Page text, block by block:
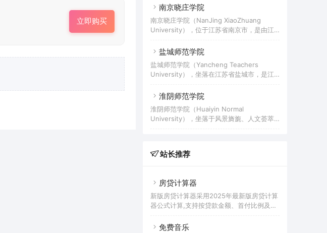
立即购买
学校。2002年学校升格为本科院校，更名为
江苏警官学院。2011年被江苏省学位委员会
列为专业学位研究生培养省立项建设单位，
民政府共建高校，教育部“高层次国际化人才
于1983年创建的南京财贸学院；1987年更名
为南京审计学院；2002年南京金融高等专科
2015年经教育部批准更为南京审计大学；
2021年获批博士学位授予单位（需加强建
设）。 截至2022年5月，南京审计大学占地
南京晓庄学院
南京晓庄学院（NanJing XiaoZhuang
University），位于江苏省南京市，是由江
科院校，2017年成为江苏省省级硕士立项建
创办的晓庄试验乡村师范；2000年3月，原
南京师范专科学校、南京教育学院、南京市
2014年，南京幼儿高等师范学校并入。截至
2022年6月，学校有方山、莫愁和晓庄（行
知园）三个校区，校园总面积近1500亩；设
盐城师范学院
盐城师范学院（Yancheng Teachers
University），坐落在江苏省盐城市，是江
校工程”产教融合项目、教育部新工科研究与
士立项建设单位。学校创建于1958年，前身
是盐城师范专科学校和盐城教育学院；2002
目——农村小学语文教师脱产置换培训项
目。截至2022年1月，学校有通榆和新长两
淮阴师范学院
淮阴师范学院（Huaiyin Normal
University），坐落于风景旖旎、人文荟萃
1997年6月19日，学校由创办于1958年的淮
淮安师范学校并入。2021年，经国务院学位
委员会审议通过，淮阴师范学院获批硕士学
位授予单位。截至2021年10月，学校设有17
站长推荐
房贷计算器
新版房贷计算器采用2025年最新版房贷计算
器公式计算,支持按贷款金额、首付比例及按
能房贷计算器,同时支持商业贷款计算器及公
免费音乐